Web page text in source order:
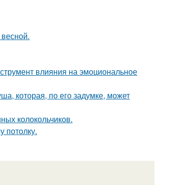
влияния на эмоциональное
которая, по его задумке, может
колокольчиков.
потолку.